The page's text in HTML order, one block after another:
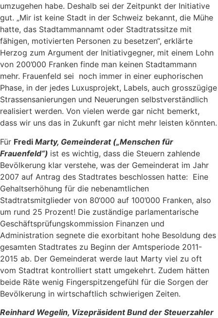
umzugehen habe. Deshalb sei der Zeitpunkt der Initiative
gut. „Mir ist keine Stadt in der Schweiz bekannt, die Mühe
hatte, das Stadtammannamt oder Stadtratssitze mit
fähigen, motivierten Personen zu besetzen“, erklärte
Herzog zum Argument der Initiativgegner, mit einem Lohn
von 200’000 Franken finde man keinen Stadtammann
mehr. Frauenfeld sei noch immer in einer euphorischen
Phase, in der jedes Luxusprojekt, Labels, auch grosszügige
Strassensanierungen und Neuerungen selbstverständlich
realisiert werden. Von vielen werde gar nicht bemerkt,
dass wir uns das in Zukunft gar nicht mehr leisten könnten.
Für Fredi Marty, Gemeinderat („Menschen für
Frauenfeld“) ist es wichtig, dass die Steuern zahlende
Bevölkerung klar verstehe, was der Gemeinderat im Jahr
2007 auf Antrag des Stadtrates beschlossen hatte: Eine
Gehaltserhöhung für die nebenamtlichen
Stadtratsmitglieder von 80‘000 auf 100’000 Franken, also
um rund 25 Prozent! Die zuständige parlamentarische
Geschäftsprüfungskommission Finanzen und
Administration segnete die exorbitant hohe Besoldung des
gesamten Stadtrates zu Beginn der Amtsperiode 2011-
2015 ab. Der Gemeinderat werde laut Marty viel zu oft
vom Stadtrat kontrolliert statt umgekehrt. Zudem hätten
beide Räte wenig Fingerspitzengefühl für die Sorgen der
Bevölkerung in wirtschaftlich schwierigen Zeiten.
Reinhard Wegelin, Vizepräsident Bund der Steuerzahler